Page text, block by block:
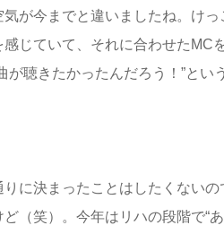
が今までと違いましたね。けっ
じていて、それに合わせたMC
聴きたかったんだろう！”とい
に決まったことはしたくないの
（笑）。今年はリハの段階で“